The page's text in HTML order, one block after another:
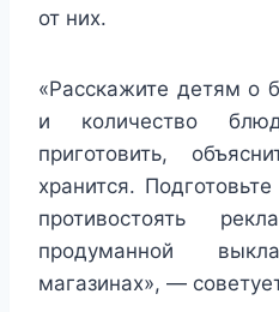
от них.
«Расскажите детям о
и количество
приготовить,
хранится.
противостоять
продуманной
магазинах», —